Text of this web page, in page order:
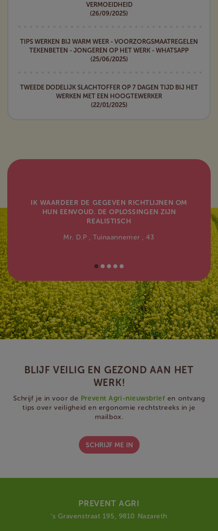
VERMOEIDHEID
(26/09/2025)
TIPS WERKEN BIJ WARM WEER - VOORZORGSMAATREGELEN
TEKENBETEN - JONGEREN OP HET WERK - WHATSAPP
(25/06/2025)
TWEEDE DODELIJK SLACHTOFFER OP 7 DAGEN TIJD BIJ HET
WERKEN MET EEN HOOGTEWERKER
(22/01/2025)
IK WAARDEER DE GEGEVEN RICHTLIJNEN OM
HUN EENVOUD. DE OPLOSSINGEN ZIJN
REALISTISCH
Mr. D.P , Tuinaannemer , 43
BLIJF VEILIG EN GEZOND AAN HET
WERK!
Schrijf je in voor de Prevent Agri-nieuwsbrief en ontvang
tips over veiligheid en ergonomie rechtstreeks in je
mailbox.
SCHRIJF ME IN
PREVENT AGRI
‘s Gravenstraat 195, 9810 Nazareth